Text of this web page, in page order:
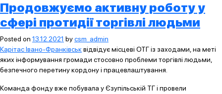
Продовжуємо активну роботу у
сфері протидії торгівлі людьми
Posted on 13.12.2021 bycsm_admin
Карітас Івано-Франківськвідвідує місцеві ОТГ із заходами, на меті
яких інформування громади стосовно проблеми торгівлі людьми,
безпечного перетину кордону і працевлаштування.
Команда фонду вже побувала у Єзупільській ТГ і провели